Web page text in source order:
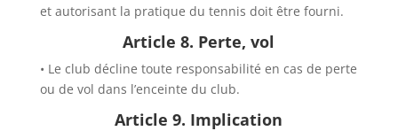
et autorisant la pratique du tennis doit être fourni.
Article 8. Perte, vol
• Le club décline toute responsabilité en cas de perte
ou de vol dans l’enceinte du club.
Article 9. Implication